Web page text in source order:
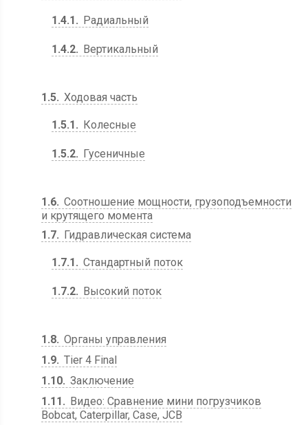
1.4.1 Радиальный
1.4.2 Вертикальный
1.5 Ходовая часть
1.5.1 Колесные
1.5.2 Гусеничные
1.6 Соотношение мощности, грузоподъемности
и крутящего момента
1.7
Гидравлическая система
1.7.1 Стандартный поток
1.7.2 Высокий поток
1.8 Органы управления
1.9 Tier 4 Final
1.10 Заключение
1.11
Видео: Сравнение мини погрузчиков
Bobcat, Caterpillar, Case, JCB